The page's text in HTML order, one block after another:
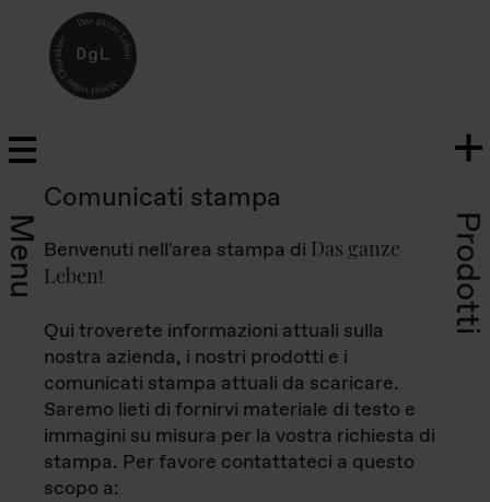
Menu Prodotti
Comunicati stampa
Benvenuti nell'area stampa di Das ganze
Leben!
Qui troverete informazioni attuali sulla
nostra azienda, i nostri prodotti e i
comunicati stampa attuali da scaricare.
Saremo lieti di fornirvi materiale di testo e
immagini su misura per la vostra richiesta di
stampa. Per favore contattateci a questo
scopo a: